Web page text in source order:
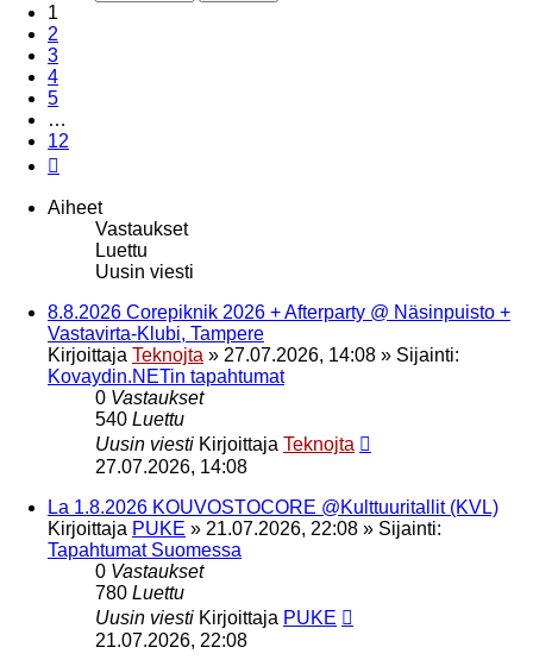
1
2
3
4
5
…
12
Aiheet
Vastaukset
Luettu
Uusin viesti
8.8.2026 Corepiknik 2026 + Afterparty @ Näsinpuisto +
Vastavirta-Klubi, Tampere
Kirjoittaja Teknojta » 27.07.2026, 14:08 » Sijainti:
Kovaydin.NETin tapahtumat
0 Vastaukset
540 Luettu
Uusin viesti Kirjoittaja Teknojta
27.07.2026, 14:08
La 1.8.2026 KOUVOSTOCORE @Kulttuuritallit (KVL)
Kirjoittaja PUKE » 21.07.2026, 22:08 » Sijainti:
Tapahtumat Suomessa
0 Vastaukset
780 Luettu
Uusin viesti Kirjoittaja PUKE
21.07.2026, 22:08